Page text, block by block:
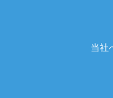
当社